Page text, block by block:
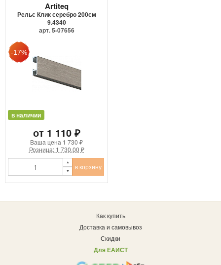
Artiteq
Рельс Клик серебро 200см
9.4340
арт. 5-07656
в наличии
от 1 110 ₽
Ваша цена 1 730 ₽
Розница: 1 730.00 ₽
в корзину
Как купить
Доставка и самовывоз
Скидки
Для ЕАИСТ